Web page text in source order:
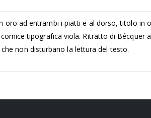
oro ad entrambi i piatti e al dorso, titolo in
tipografica viola. Ritratto di Bécquer
non disturbano la lettura del testo.